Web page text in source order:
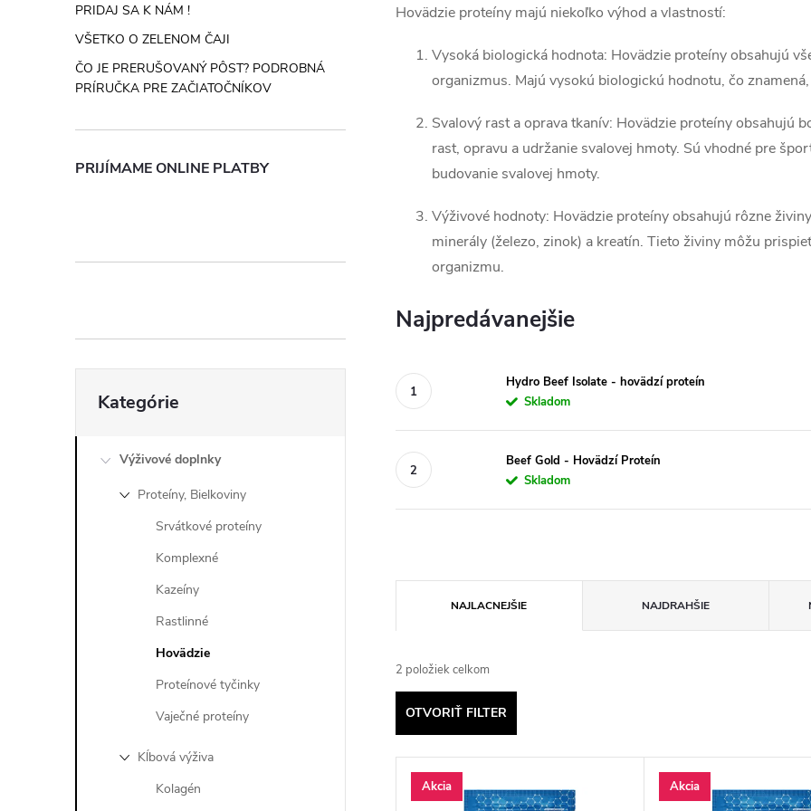
n
ý
a
e
PRIDAJ SA K NÁM !
VŠETKO O ZELENOM ČAJI
ČO JE PRERUŠOVANÝ PÔST? PODROBNÁ
PRÍRUČKA PRE ZAČIATOČNÍKOV
PRIJÍMAME ONLINE PLATBY
kategórie
Kategórie
Výživové doplnky
Proteíny, Bielkoviny
Srvátkové proteíny
Komplexné
Kazeíny
Rastlinné
Hovädzie
Proteínové tyčinky
Vaječné proteíny
Kĺbová výživa
Kolagén
Hovädzie proteíny majú niekoľko výhod a vlastností:
Vysoká biologická hodnota: Hovädzie proteíny obsahujú
organizmus. Majú vysokú biologickú hodnotu, čo
Svalový rast a oprava tkanív: Hovädzie proteíny obsahujú
rast, opravu a udržanie svalovej hmoty. Sú vhodné pre
budovanie svalovej hmoty.
Výživové hodnoty: Hovädzie proteíny obsahujú rôzne
minerály (železo, zinok) a kreatín. Tieto živiny môžu
organizmu.
Najpredávanejšie
Hydro Beef Isolate - hovädzí proteín
Skladom
Beef Gold - Hovädzí Proteín
Skladom
a
d
e
n
NAJLACNEJŠIE NAJDRAHŠIE
2 položiek celkom
OTVORIŤ FILTER
VAkcia Akcia